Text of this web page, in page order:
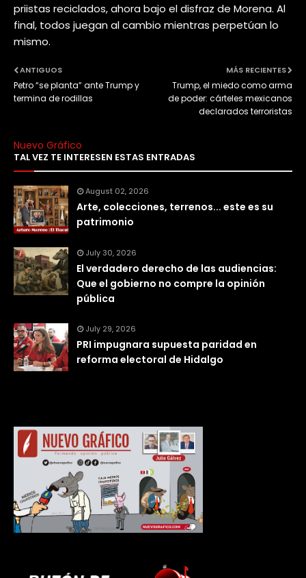
priistas reciclados, ahora bajo el disfraz de Morena. Al
final, todos juegan al cambio mientras perpetúan lo
mismo.
MÁS RECIENTES
Trump, el miedo como arma
de poder: cárteles mexicanos
declarados terroristas
ANTIGUOS
Petro “se planta” ante Trump y
termina de rodillas
Nuevo Gráfico
TAL VEZ TE INTERESEN ESTAS ENTRADAS
August 02, 2026
Arte, colecciones, terrenos... este es su
patrimonio
July 30, 2026
El verdadero derecho de las audiencias:
Que el gobierno no compre la opinión
pública
July 29, 2026
PRI impugnara supuesta paridad en
reforma electoral de Hidalgo